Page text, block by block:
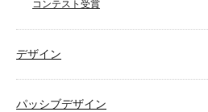
コンテスト受賞
デザイン
パッシブデザイン